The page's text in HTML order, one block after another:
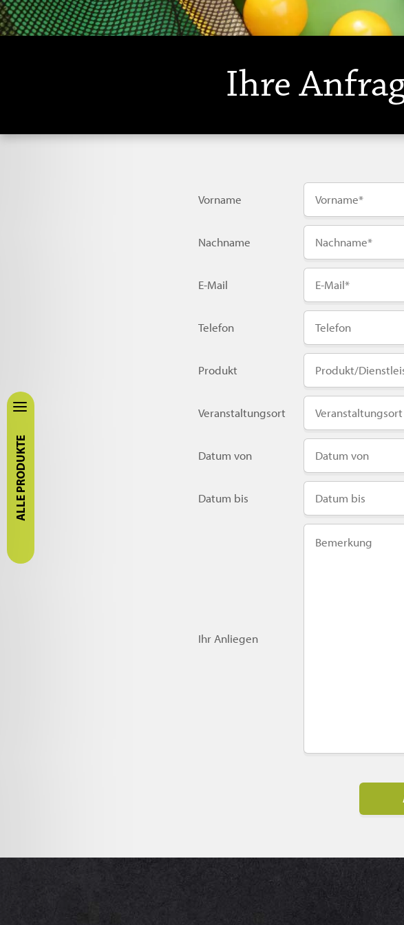
ALLE PRODUKTE
Ihre
Vorname
Nachname
E-Mail
Telefon
Produkt
Veranstaltungsort
Datum von
Datum bis
Ihr Anliegen